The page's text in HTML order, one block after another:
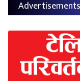
Advertisements